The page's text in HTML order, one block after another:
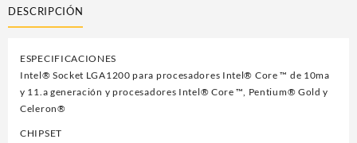
DESCRIPCIÓN
ESPECIFICACIONES
Intel® Socket LGA1200 para procesadores Intel® Core ™ de 10ma
y 11.a generación y procesadores Intel® Core ™, Pentium® Gold y
Celeron®
CHIPSET